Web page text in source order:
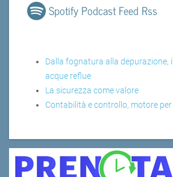
Spotify Podcast Feed Rss
Dalla fognatura alla depurazione,
acque reflue
La sicurezza come valore
Contabilità e controllo, motore per